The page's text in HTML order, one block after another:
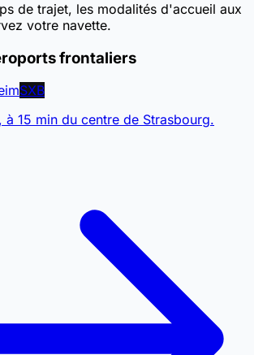
de trajet, les modalités d'accueil aux
votre navette.
frontaliers
SXB
15 min du centre de Strasbourg.